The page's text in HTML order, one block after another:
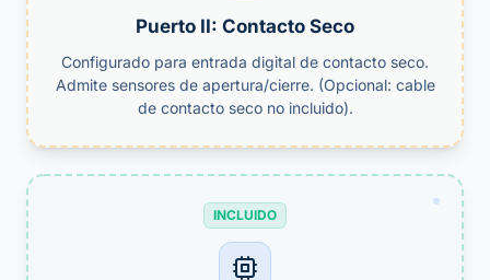
Puerto II: Contacto Seco
Configurado para entrada digital de contacto seco.
Admite sensores de apertura/cierre. (Opcional: cable
de contacto seco no incluido).
INCLUIDO